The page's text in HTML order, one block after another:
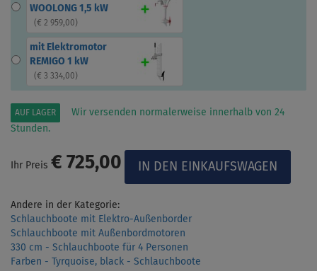
WOOLONG 1,5 kW
( € 2 959,00)
mit Elektromotor
REMIGO 1 kW
( € 3 334,00)
AUF LAGER
Wir versenden normalerweise innerhalb von 24
Stunden.
Ihr Preis € 725,00
Andere in der Kategorie:
Schlauchboote mit Elektro-Außenborder
Schlauchboote mit Außenbordmotoren
330 cm - Schlauchboote für 4 Personen
Farben - Tyrquoise, black - Schlauchboote